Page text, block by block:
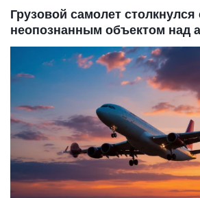
Грузовой самолет столкнулся
неопознанным объектом над